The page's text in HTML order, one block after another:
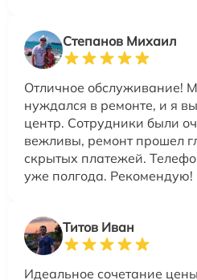
Степанов Михаил
Отличное обслуживание!
нуждался в ремонте, и я
центр. Сотрудники были
вежливы, ремонт прошел
скрытых платежей.
уже полгода. Рекомендую!
Титов Иван
Идеальное сочетание